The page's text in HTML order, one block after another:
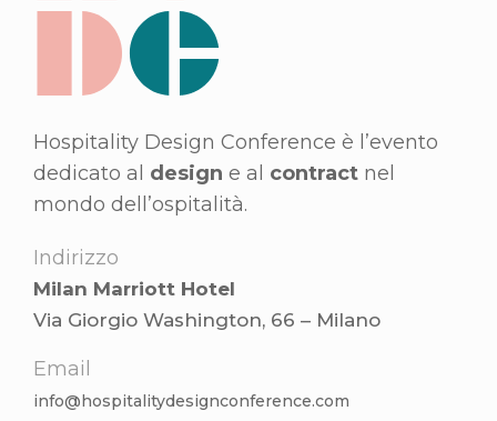
Hospitality Design Conference è l’evento
dedicato al design e al contract nel
mondo dell’ospitalità.
Indirizzo
Milan Marriott Hotel
Via Giorgio Washington, 66 – Milano
Email
info@hospitalitydesignconference.com